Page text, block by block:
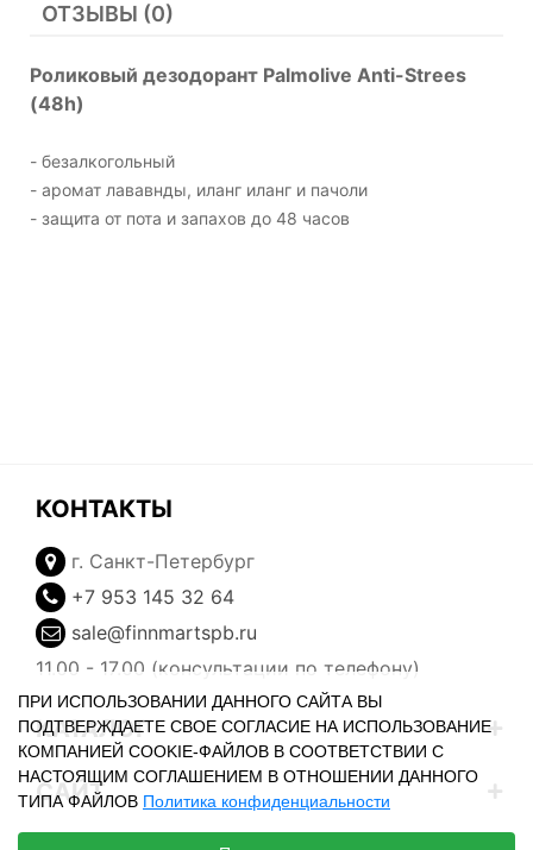
ОТЗЫВЫ (0)
Роликовый дезодорант Palmolive Anti-Strees
(48h)
- безалкогольный
- аромат лававнды, иланг иланг и пачоли
- защита от пота и запахов до 48 часов
КОНТАКТЫ
г. Санкт-Петербург
+7 953 145 32 64
sale@finnmartspb.ru
11.00 - 17.00 (консультации по телефону)
КАТАЛОГ
САЙТ
ПРИ ИСПОЛЬЗОВАНИИ ДАННОГО САЙТА ВЫ
ПОДТВЕРЖДАЕТЕ СВОЕ СОГЛАСИЕ НА ИСПОЛЬЗОВАНИЕ
КОМПАНИЕЙ COOKIE-ФАЙЛОВ В СООТВЕТСТВИИ С
НАСТОЯЩИМ СОГЛАШЕНИЕМ В ОТНОШЕНИИ ДАННОГО
ТИПА ФАЙЛОВ Политика конфиденциальности